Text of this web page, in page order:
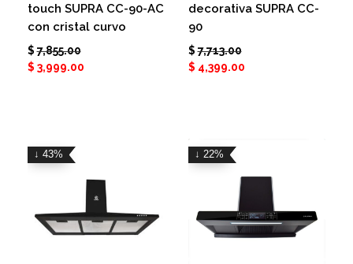
touch SUPRA CC-90-AC
con cristal curvo
$ 7,855.00
$ 3,999.00
decorativa SUPRA CC-
90
$ 7,713.00
$ 4,399.00
↓ 43% ↓ 22%